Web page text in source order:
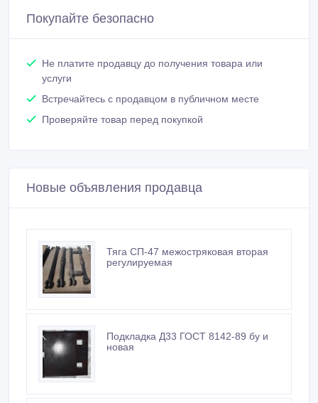
Покупайте безопасно
Не платите продавцу до получения товара или
услуги
Встречайтесь с продавцом в публичном месте
Проверяйте товар перед покупкой
Новые объявления продавца
Тяга СП-47 межостряковая вторая
регулируемая
Подкладка Д33 ГОСТ 8142-89 бу и
новая